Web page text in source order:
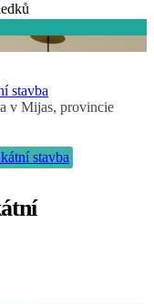
stavba
v Mijas, provincie
stavba